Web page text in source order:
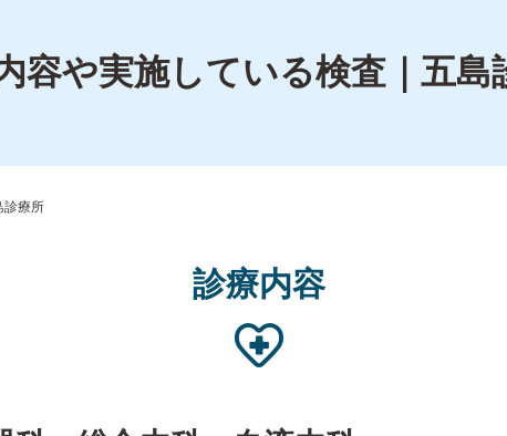
容や実施している検査｜五島
診療所
診療内容